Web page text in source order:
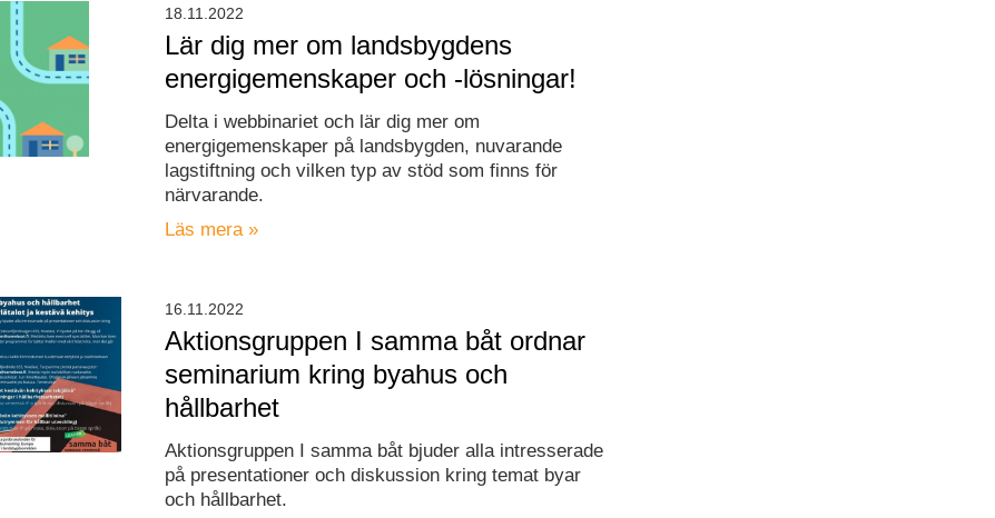
Lär dig mer om landsbygdens
energigemenskaper och -lösningar!
Delta i webbinariet och lär dig mer om
energigemenskaper på landsbygden, nuvarande
lagstiftning och vilken typ av stöd som finns för
närvarande.
Läs mera »
18.11.2022
Aktionsgruppen I samma båt ordnar
seminarium kring byahus och
hållbarhet
Aktionsgruppen I samma båt bjuder alla intresserade
på presentationer och diskussion kring temat byar
och hållbarhet.
16.11.2022